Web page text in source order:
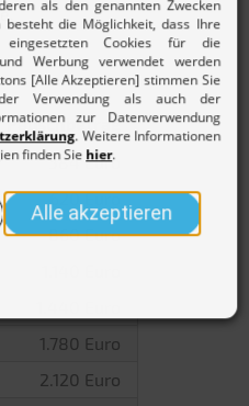
Pauschbetrag
384 Euro
620 Euro
860 Euro
1.780 Euro
2.120 Euro